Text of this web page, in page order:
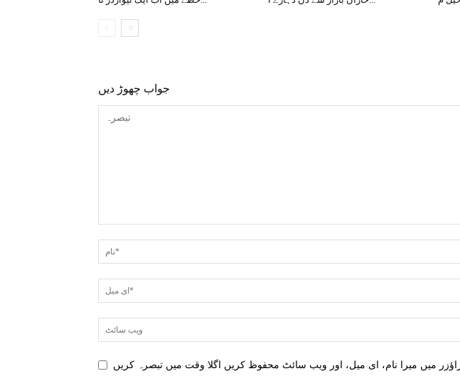
جواب چھوڑ دیں